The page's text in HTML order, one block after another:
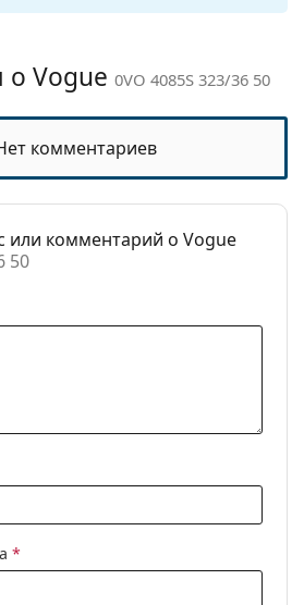
Женские
Vogue
Модные
Vogue 0VO 4085S 323/36 50
комментариев
или комментарий о Vogue
50
*